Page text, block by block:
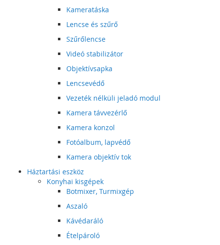
Kameratáska
Lencse és szűrő
Szűrőlencse
Videó stabilizátor
Objektívsapka
Lencsevédő
Vezeték nélküli jeladó modul
Kamera távvezérlő
Kamera konzol
Fotóalbum, lapvédő
Kamera objektív tok
Háztartási eszköz
Konyhai kisgépek
Botmixer, Turmixgép
Aszaló
Kávédaráló
Ételpároló